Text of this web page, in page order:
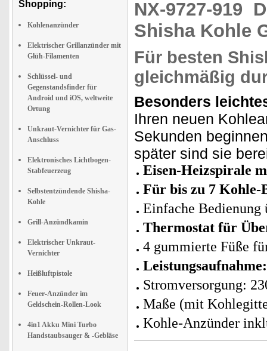
Shopping:
Kohlenanzünder
Elektrischer Grillanzünder mit
Glüh-Filamenten
Schlüssel- und
Gegenstandsfinder für
Android und iOS, weltweite
Ortung
Unkraut-Vernichter für Gas-
Anschluss
Elektronisches Lichtbogen-
Stabfeuerzeug
Selbstentzündende Shisha-
Kohle
Grill-Anzündkamin
Elektrischer Unkraut-
Vernichter
Heißluftpistole
Feuer-Anzünder im
Geldschein-Rollen-Look
4in1 Akku Mini Turbo
Handstaubsauger & -Gebläse
NX-9727-919
Shisha Kohle
Für besten
gleichmäßig
Besonders
Ihren neuen
Sekunden
später sind sie
Eisen-Heizspirale
Für bis zu 7 Kohle-
Einfache Bedienung
Thermostat für
4 gummierte Füße
Stromversorgung:
Maße (mit
Kohle-Anzünder